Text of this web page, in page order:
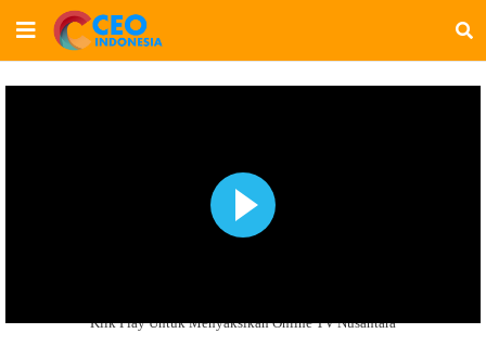
Klik Play Untuk Menyaksikan Online TV Nusantara